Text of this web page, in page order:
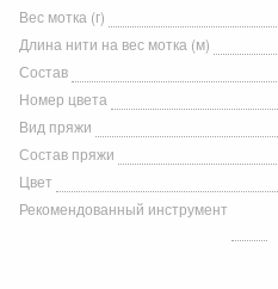
Вес мотка (г)
Длина нити на вес мотка (м)
Состав
Номер цвета
Вид пряжи
Состав пряжи
Цвет
Рекомендованный инструмент